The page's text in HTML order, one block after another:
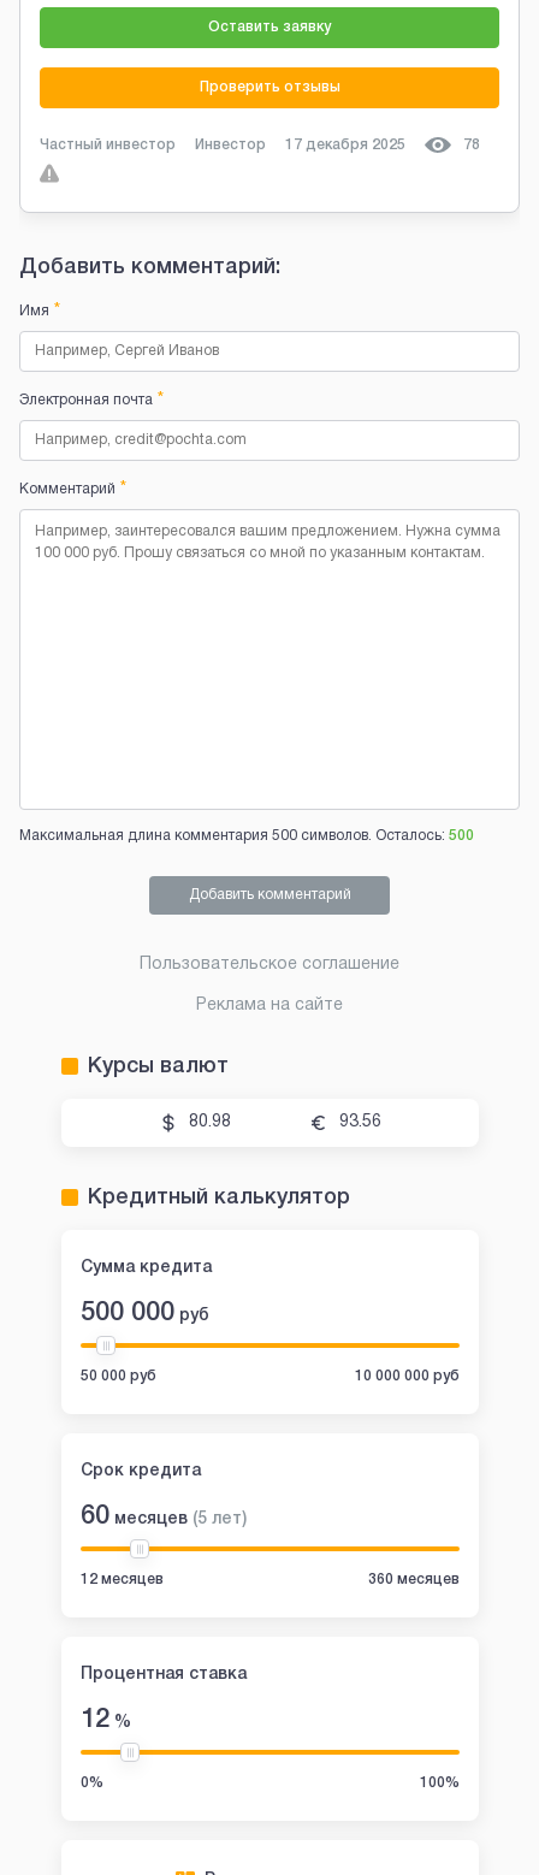
Оставить заявку
Проверить отзывы
Частный инвестор Инвестор 17 декабря 2025 78
Добавить комментарий:
Имя *
Электронная почта *
Комментарий *
Максимальная длина комментария 500 символов. Осталось: 500
Добавить комментарий
Пользовательское соглашение
Реклама на сайте
Курсы валют
80.98 93.56
Кредитный калькулятор
Сумма кредита
500 000 руб
50 000 руб 10 000 000 руб
Срок кредита
60 месяцев (5 лет)
12 месяцев 360 месяцев
Процентная ставка
12%
0% 100%